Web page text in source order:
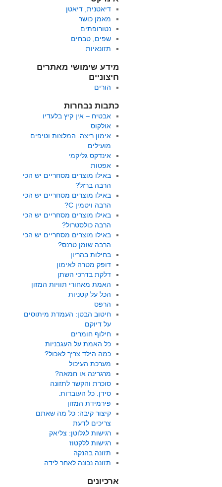
דיאטנית, דיאטן
מאמן כושר
נטורופתים
שפים, טבחים
תזונאיות
מידע שימושי מאתרים
חיצוניים
הורים
כתבות נבחרות
אבטיח – אין קיץ בלעדיו
אולקוס
אימון ריצה: המלצות וטיפים
מועילים
אינדקס גליקמי
אפטות
באילו מוצרים מסחריים יש הכי
הרבה ברזל?
באילו מוצרים מסחריים יש הכי
הרבה ויטמין C?
באילו מוצרים מסחריים יש הכי
הרבה כולסטרול?
באילו מוצרים מסחריים יש הכי
הרבה שומן טרנס?
בחילות בהריון
דופק מטרה לאימון
דלקת בדרכי השתן
האמת מאחורי תוויות המזון
הכל על קטניות
הרפס
חיטוב הבטן: העמדת מיתוסים
על דיוקם
חילוף חומרים
כל האמת על העגבניות
כמה הילד צריך לאכול?
מערכת העיכול
מרגרינה או חמאה?
סוכרת והקשר לתזונה
סידן. כל העובדות.
פירמידת המזון
קיצור קיבה: כל מה שאתם
צריכים לדעת
רגישות לגלוטן: צליאק
רגישות ללקטוז
תזונה בהנקה
תזונה נכונה לאחר לידה
ארכיונים